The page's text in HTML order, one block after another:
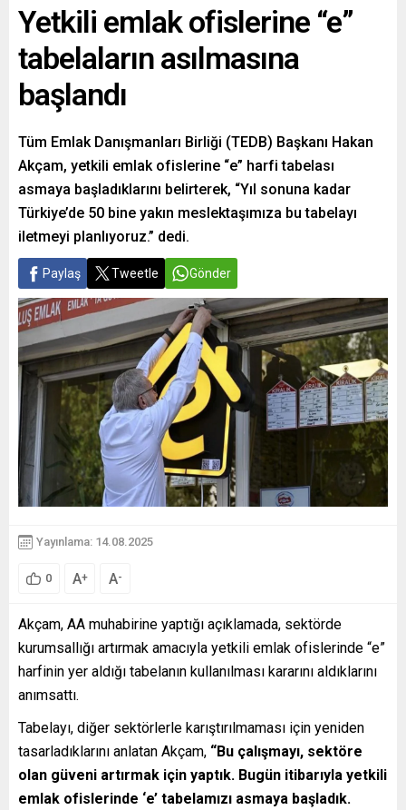
Yetkili emlak ofislerine “e”
tabelaların asılmasına
başlandı
Tüm Emlak Danışmanları Birliği (TEDB) Başkanı Hakan
Akçam, yetkili emlak ofislerine “e” harfi tabelası
asmaya başladıklarını belirterek, “Yıl sonuna kadar
Türkiye’de 50 bine yakın meslektaşımıza bu tabelayı
iletmeyi planlıyoruz.” dedi.
Paylaş Tweetle Gönder
Yayınlama: 14.08.2025
0 A+ A-
Akçam, AA muhabirine yaptığı açıklamada, sektörde
kurumsallığı artırmak amacıyla yetkili emlak ofislerinde “e”
harfinin yer aldığı tabelanın kullanılması kararını aldıklarını
anımsattı.
Tabelayı, diğer sektörlerle karıştırılmaması için yeniden
tasarladıklarını anlatan Akçam, “Bu çalışmayı, sektöre
olan güveni artırmak için yaptık. Bugün itibarıyla yetkili
emlak ofislerinde ‘e’ tabelamızı asmaya başladık.